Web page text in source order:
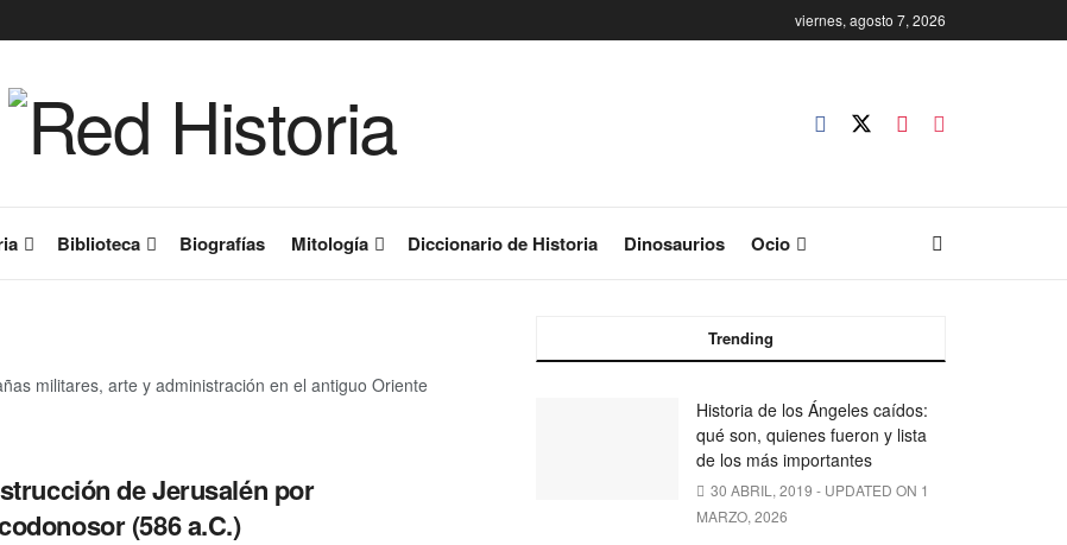
viernes, agosto 7, 2026
Biblioteca Biografías Mitología Diccionario de Historia Dinosaurios Ocio
militares, arte y administración en el antiguo Oriente
de Jerusalén por
(586 a.C.)
Trending
Historia de los Ángeles caídos:
qué son, quienes fueron y lista
de los más importantes
30 ABRIL, 2019 - UPDATED ON 1
MARZO, 2026